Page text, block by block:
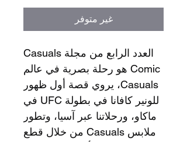
غير متوفر
العدد الرابع من مجلة Casuals
Comic هو رحلة بصرية في عالم
Casuals، يروي قصة أول ظهور
للونير كافانا في بطولة UFC في
ماكاو، ورحلاتنا عبر آسيا، وتطور
ملابس Casuals من خلال قطع